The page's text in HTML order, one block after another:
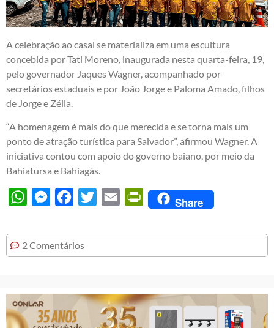
A celebração ao casal se materializa em uma escultura
concebida por Tati Moreno, inaugurada nesta quarta-feira, 19,
pelo governador Jaques Wagner, acompanhado por
secretários estaduais e por João Jorge e Paloma Amado, filhos
de Jorge e Zélia.
“A homenagem é mais do que merecida e se torna mais um
ponto de atração turística para Salvador”, afirmou Wagner. A
iniciativa contou com apoio do governo baiano, por meio da
Bahiatursa e Bahiagás.
WhatsAppMessengerFacebook
Twitter Email PrintFriendly
Share
2 Comentários